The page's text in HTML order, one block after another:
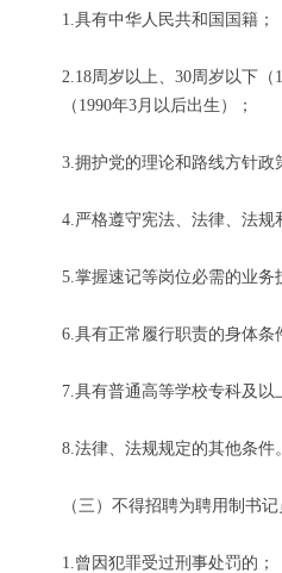
1.具有中华人民共和国国籍；
2.18周岁以上、30周岁以下
（1990年3月以后出生）；
3.拥护党的理论和路线方针政
4.严格遵守宪法、法律、法规
5.掌握速记等岗位必需的业务
6.具有正常履行职责的身体条
7.具有普通高等学校专科及以
8.法律、法规规定的其他条件。
（三）不得招聘为聘用制书
1.曾因犯罪受过刑事处罚的；